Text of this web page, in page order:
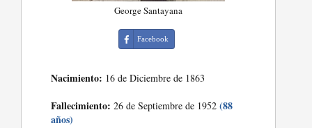
George Santayana
Facebook
Nacimiento: 16 de Diciembre de 1863
Fallecimiento: 26 de Septiembre de 1952(88
años)